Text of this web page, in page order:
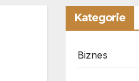
Kategorie
Biznes